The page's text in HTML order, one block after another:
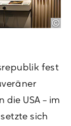
fest
USA – im
sich